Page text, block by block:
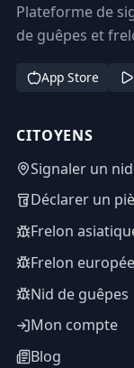
Plateforme de
de guêpes et
App Store
CITOYENS
Signaler un nid
Déclarer un
Frelon
Frelon
Nid de guêpes
Mon compte
Blog